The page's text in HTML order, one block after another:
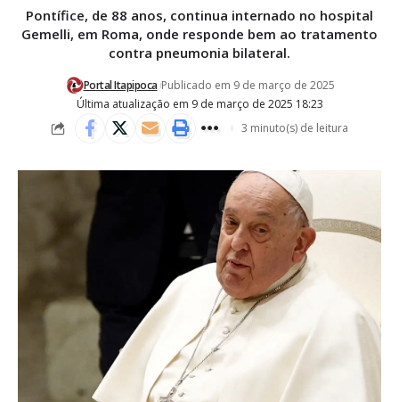
Pontífice, de 88 anos, continua internado no hospital
Gemelli, em Roma, onde responde bem ao tratamento
contra pneumonia bilateral.
Última atualização em 9 de março de 2025 18:23
Portal Itapipoca Publicado em 9 de março de 2025
3 minuto(s) de leitura